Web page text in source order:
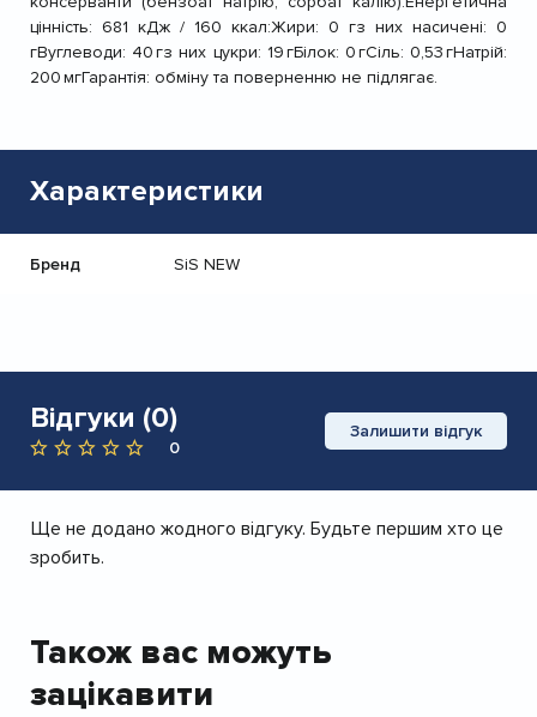
цінність: 681 кДж / 160 ккал:Жири: 0 гз них насичені: 0
гВуглеводи: 40 гз них цукри: 19 гБілок: 0 гСіль: 0,53 гНатрій:
200 мгГарантія: обміну та поверненню не підлягає.
Характеристики
Бренд SiS NEW
Відгуки (0)
0
Залишити відгук
Ще не додано жодного відгуку. Будьте першим хто це
зробить.
Також вас можуть
зацікавити